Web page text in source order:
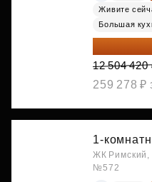
Живите
Большая
12 504 420
259 278 ₽
1-
ЖК Римский,
№572